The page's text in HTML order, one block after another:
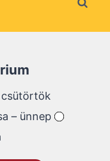
csütörtök
– ünnep